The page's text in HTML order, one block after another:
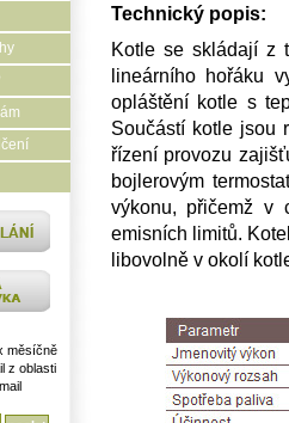
měsíčně
z oblasti
Technický popis:
Kotle se skládají z
lineárního hořáku
opláštění kotle s
Součástí kotle jsou
řízení provozu
bojlerovým
výkonu, přičemž v
emisních limitů.
libovolně v okolí